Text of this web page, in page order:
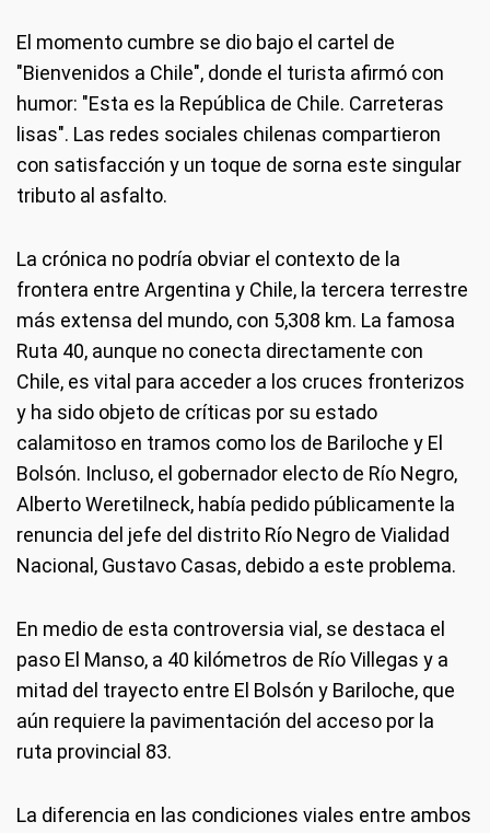
El momento cumbre se dio bajo el cartel de
"Bienvenidos a Chile", donde el turista afirmó con
humor: "Esta es la República de Chile. Carreteras
lisas". Las redes sociales chilenas compartieron
con satisfacción y un toque de sorna este singular
tributo al asfalto.
La crónica no podría obviar el contexto de la
frontera entre Argentina y Chile, la tercera terrestre
más extensa del mundo, con 5,308 km. La famosa
Ruta 40, aunque no conecta directamente con
Chile, es vital para acceder a los cruces fronterizos
y ha sido objeto de críticas por su estado
calamitoso en tramos como los de Bariloche y El
Bolsón. Incluso, el gobernador electo de Río Negro,
Alberto Weretilneck, había pedido públicamente la
renuncia del jefe del distrito Río Negro de Vialidad
Nacional, Gustavo Casas, debido a este problema.
En medio de esta controversia vial, se destaca el
paso El Manso, a 40 kilómetros de Río Villegas y a
mitad del trayecto entre El Bolsón y Bariloche, que
aún requiere la pavimentación del acceso por la
ruta provincial 83.
La diferencia en las condiciones viales entre ambos